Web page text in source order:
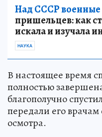
Над СССР военные
пришельцев: как
искала и изучала
НАУКА
В настоящее время
полностью
благополучно
передали его
осмотра.